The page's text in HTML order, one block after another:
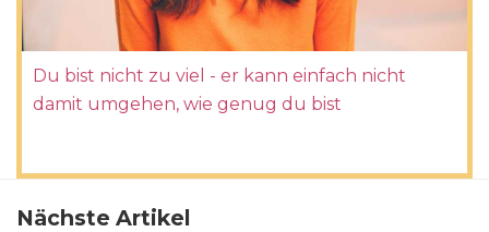
Du bist nicht zu viel - er kann einfach nicht
damit umgehen, wie genug du bist
Nächste Artikel